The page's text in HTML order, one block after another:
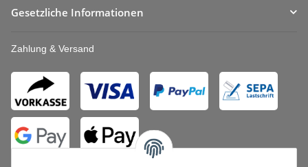
Gesetzliche Informationen
Zahlung & Versand